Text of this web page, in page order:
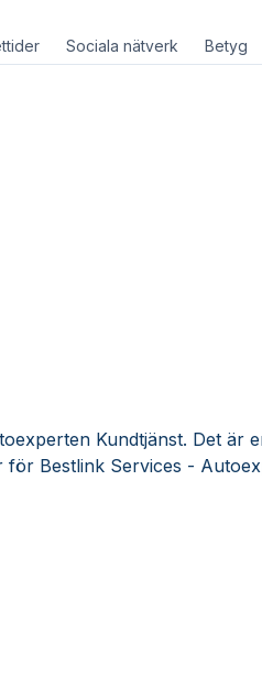
Sociala nätverk Betyg
Kundtjänst. Det är
Bestlink Services -